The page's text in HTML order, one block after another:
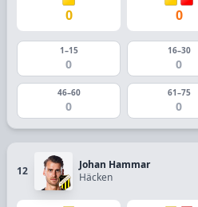
0 0
1–15
0
16–30
0
46–60
0
61–75
0
12
Johan Hammar
Häcken